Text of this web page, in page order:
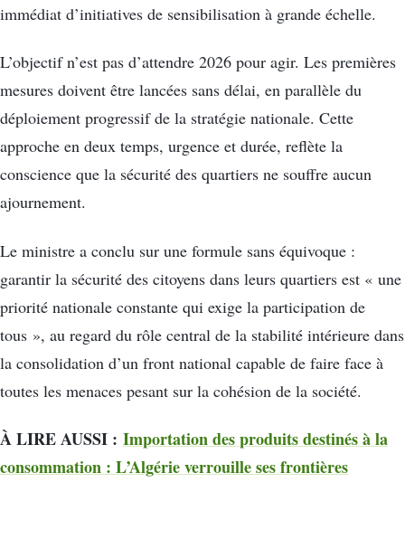
immédiat d’initiatives de sensibilisation à grande échelle.
L’objectif n’est pas d’attendre 2026 pour agir. Les premières
mesures doivent être lancées sans délai, en parallèle du
déploiement progressif de la stratégie nationale. Cette
approche en deux temps, urgence et durée, reflète la
conscience que la sécurité des quartiers ne souffre aucun
ajournement.
Le ministre a conclu sur une formule sans équivoque :
garantir la sécurité des citoyens dans leurs quartiers est « une
priorité nationale constante qui exige la participation de
tous », au regard du rôle central de la stabilité intérieure dans
la consolidation d’un front national capable de faire face à
toutes les menaces pesant sur la cohésion de la société.
À LIRE AUSSI : Importation des produits destinés à la
consommation : L’Algérie verrouille ses frontières